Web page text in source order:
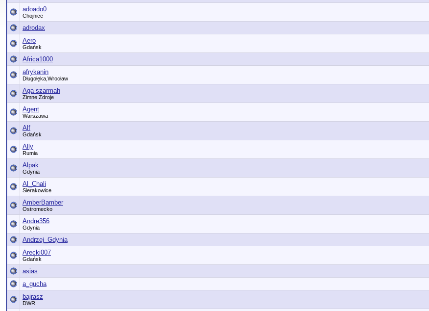
adoado0
Chojnice
adrodax
Aero
Gdańsk
Africa1000
afrykanin
Długołęka,Wrocław
Aga szarmah
Zimne Zdroje
Agent
Warszawa
Alf
Gdańsk
Ally
Rumia
Alpak
Gdynia
Al_Chali
Sierakowice
AmberBamber
Ostromecko
Andre356
Gdynia
Andrzej_Gdynia
Arecki007
Gdańsk
asias
a_gucha
bajrasz
DWR